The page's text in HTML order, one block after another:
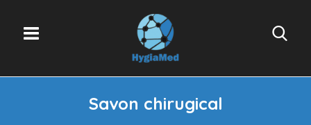
Savon chirugical